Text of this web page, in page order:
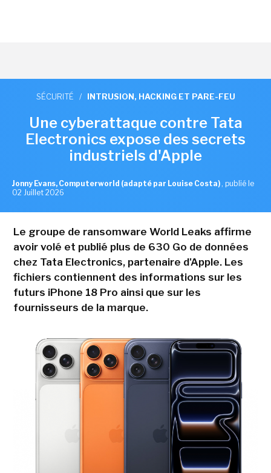
SÉCURITÉ / INTRUSION, HACKING ET PARE-FEU
Une cyberattaque contre Tata
Electronics expose des secrets
industriels d'Apple
Jonny Evans, Computerworld (adapté par Louise Costa) , publié le
02 Juillet 2026
Le groupe de ransomware World Leaks affirme
avoir volé et publié plus de 630 Go de données
chez Tata Electronics, partenaire d'Apple. Les
fichiers contiennent des informations sur les
futurs iPhone 18 Pro ainsi que sur les
fournisseurs de la marque.